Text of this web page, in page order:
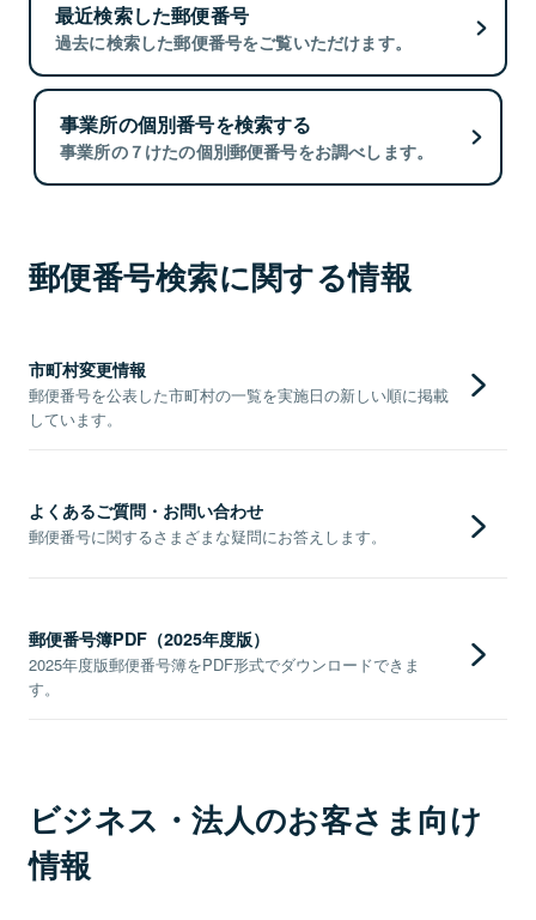
最近検索した郵便番号
過去に検索した郵便番号をご覧いただけます。
事業所の個別番号を検索する
事業所の７けたの個別郵便番号をお調べします。
郵便番号検索に関する情報
市町村変更情報
郵便番号を公表した市町村の一覧を実施日の新しい順に掲載
しています。
よくあるご質問・お問い合わせ
郵便番号に関するさまざまな疑問にお答えします。
郵便番号簿PDF（2025年度版）
2025年度版郵便番号簿をPDF形式でダウンロードできま
す。
ビジネス・法人のお客さま向け
情報